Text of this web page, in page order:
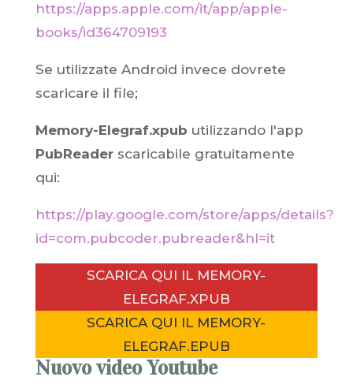
https://apps.apple.com/it/app/apple-
books/id364709193
Se utilizzate Android invece dovrete
scaricare il file;
Memory-Elegraf.xpub utilizzando l'app
PubReaderscaricabile gratuitamente
qui:
https://play.google.com/store/apps/details?
id=com.pubcoder.pubreader&hl=it
SCARICA QUI IL MEMORY-
ELEGRAF.XPUB
SCARICA QUI IL MEMORY-
ELEGRAF.EPUB
Nuovo video Youtube